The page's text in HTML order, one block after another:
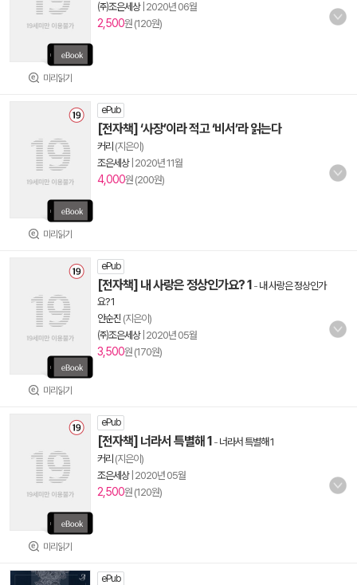
미리읽기
㈜조은세상| 2020년 06월
2,500원 (120원)
미리읽기
ePub
[전자책] ‘사장’이라 적고 ‘비서’라 읽는다
커리 (지은이)
조은세상| 2020년 11월
4,000원 (200원)
미리읽기
ePub
[전자책] 내 사랑은 정상인가요? 1 - 내 사랑은 정상인가
요? 1
안순진 (지은이)
㈜조은세상| 2020년 05월
3,500원 (170원)
미리읽기
ePub
[전자책] 너라서 특별해 1 - 너라서 특별해 1
커리 (지은이)
조은세상| 2020년 05월
2,500원 (120원)
ePub